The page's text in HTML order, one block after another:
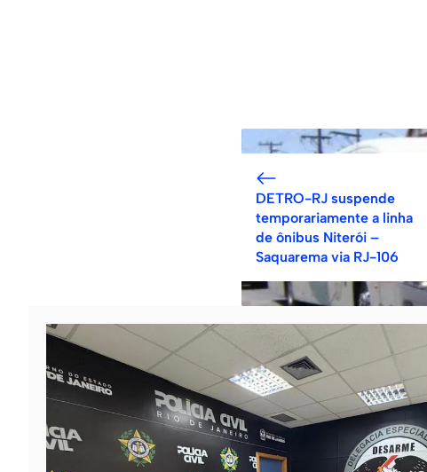
DETRO-RJ suspende
temporariamente a linha
de ônibus Niterói –
Saquarema via RJ-106